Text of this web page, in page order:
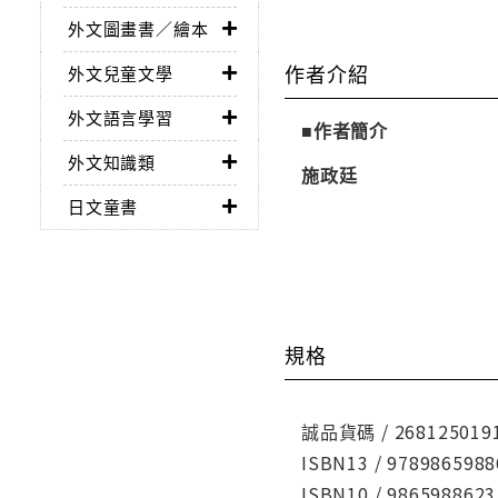
外文圖畫書／繪本
外文兒童文學
外文語言學習
外文知識類
日文童書
作者介紹
■作者簡介
施政廷
規格
誠品貨碼 /
ISBN13 /